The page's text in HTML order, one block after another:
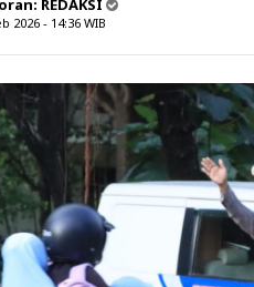
REDAKSI
2026 - 14:36 WIB